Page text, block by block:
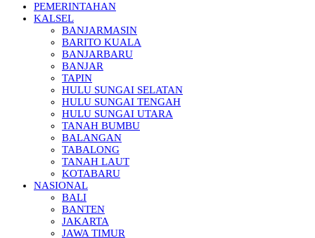
PEMERINTAHAN
KALSEL
BANJARMASIN
BARITO KUALA
BANJARBARU
BANJAR
TAPIN
HULU SUNGAI SELATAN
HULU SUNGAI TENGAH
HULU SUNGAI UTARA
TANAH BUMBU
BALANGAN
TABALONG
TANAH LAUT
KOTABARU
NASIONAL
BALI
BANTEN
JAKARTA
JAWA TIMUR